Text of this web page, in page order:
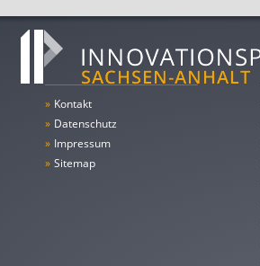
» Kontakt
» Datenschutz
» Impressum
» Sitemap